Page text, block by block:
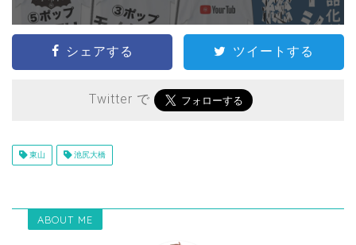
シェアする ツイートする
Twitter で
東山 池尻大橋
ABOUT ME